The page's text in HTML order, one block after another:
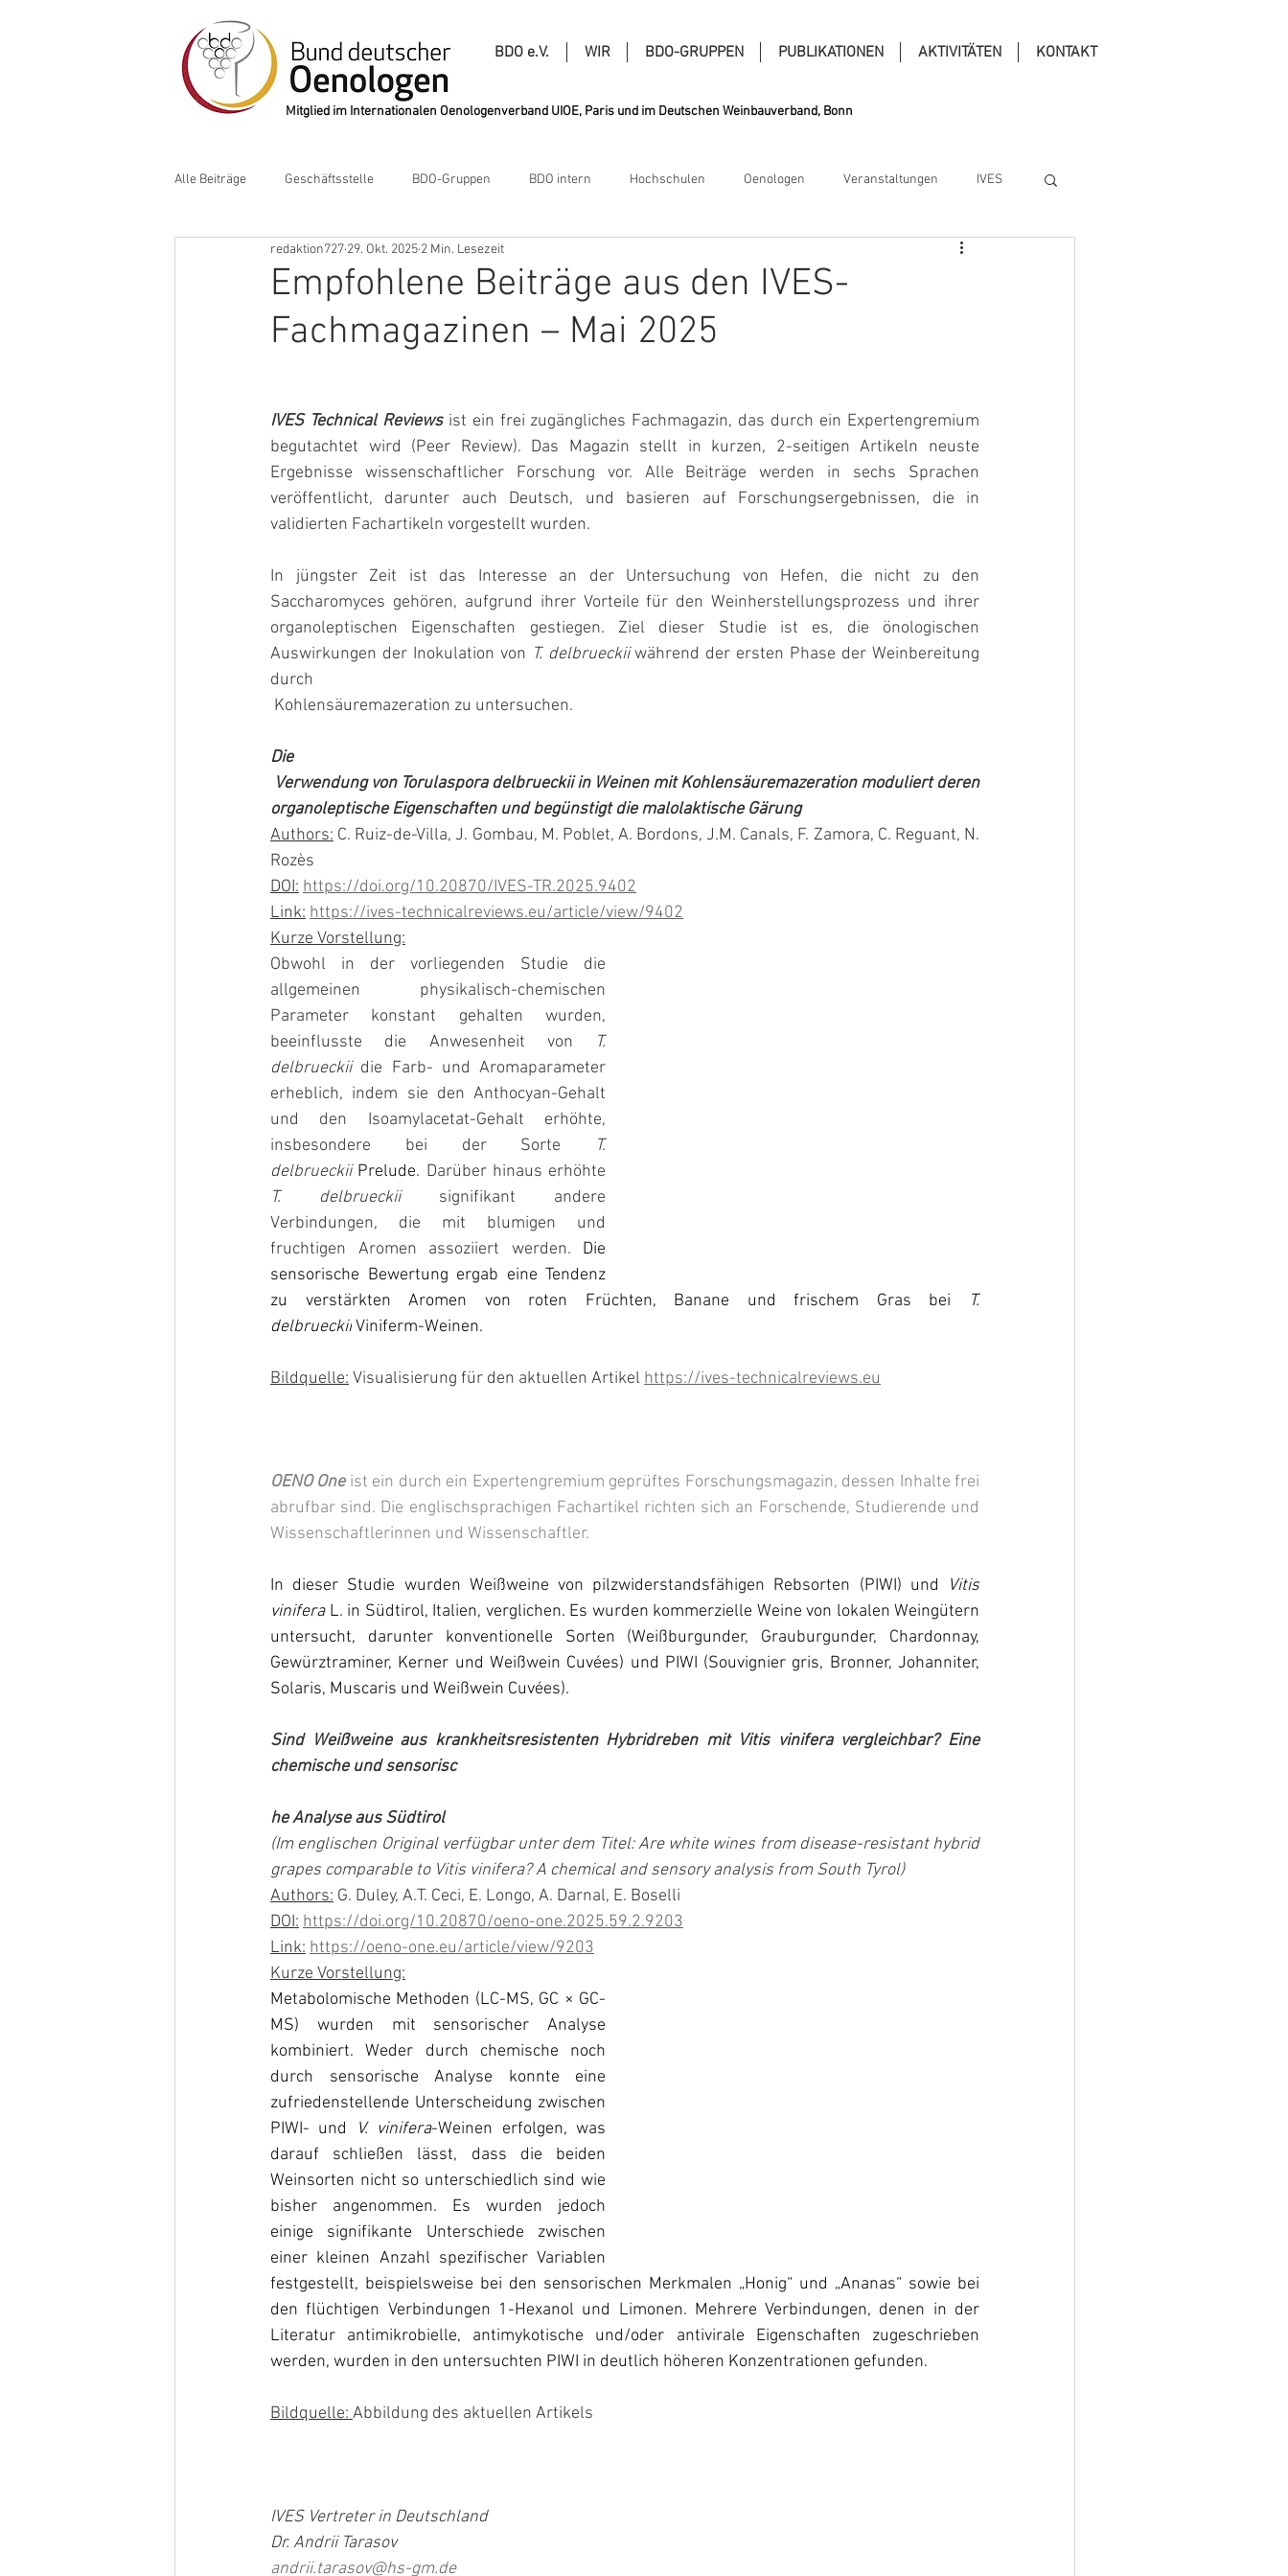
BDO e.V. WIR BDO-GRUPPEN PUBLIKATIONEN AKTIVITÄTEN KONTAKT
Mitglied im Internationalen Oenologenverband UIOE, Paris und im Deutschen Weinbauverband, Bonn
Alle Beiträge Geschäftsstelle BDO-Gruppen BDO intern Hochschulen Oenologen Veranstaltungen IVES
Empfohlene Beiträge aus den IVES-
Fachmagazinen – Mai 2025
redaktion727 29. Okt. 2025 2 Min. Lesezeit
IVES Technical Reviews ist ein frei zugängliches Fachmagazin, das durch ein Expertengremium
begutachtet wird (Peer Review). Das Magazin stellt in kurzen, 2-seitigen Artikeln neuste
Ergebnisse wissenschaftlicher Forschung vor. Alle Beiträge werden in sechs Sprachen
veröffentlicht, darunter auch Deutsch, und basieren auf Forschungsergebnissen, die in
validierten Fachartikeln vorgestellt wurden.
In jüngster Zeit ist das Interesse an der Untersuchung von Hefen, die nicht zu den
Saccharomyces gehören, aufgrund ihrer Vorteile für den Weinherstellungsprozess und ihrer
organoleptischen Eigenschaften gestiegen. Ziel dieser Studie ist es, die önologischen
Auswirkungen der Inokulation von T. delbrueckii während der ersten Phase der Weinbereitung
durch
Kohlensäuremazeration zu untersuchen.
Die
organoleptische Eigenschaften und begünstigt die malolaktische Gärung
Authors: C. Ruiz-de-Villa, J. Gombau, M. Poblet, A. Bordons, J.M. Canals, F. Zamora, C. Reguant, N.
Rozès
DOI: https://doi.org/10.20870/IVES-TR.2025.9402
Link: https://ives-technicalreviews.eu/article/view/9402
Kurze Vorstellung:
Obwohl in der vorliegenden Studie die
allgemeinen physikalisch-chemischen
Parameter konstant gehalten wurden,
beeinflusste die Anwesenheit von
T.
delbrueckii die Farb- und Aromaparameter
erheblich, indem sie den Anthocyan-Gehalt
und den Isoamylacetat-Gehalt erhöhte,
insbesondere bei der Sorte
T.
delbrueckii Prelude
T. delbrueckii signifikant andere
Verbindungen, die mit blumigen und
fruchtigen Aromen assoziiert werden. Die
sensorische Bewertung ergab eine Tendenz
zu verstärkten Aromen von roten Früchten, Banane und frischem Gras bei
T.
delbrueckii Viniferm-Weinen.
Bildquelle: Visualisierung für den aktuellen Artikel https://ives-technicalreviews.eu
OENO One ist ein durch ein Expertengremium geprüftes Forschungsmagazin, dessen Inhalte frei
abrufbar sind. Die englischsprachigen Fachartikel richten sich an Forschende, Studierende und
Wissenschaftlerinnen und Wissenschaftler.
In dieser Studie wurden Weißweine von pilzwiderstandsfähigen Rebsorten (PIWI) und
Vitis
vinifera L. in Südtirol, Italien, verglichen. Es wurden kommerzielle Weine von lokalen Weingütern
untersucht, darunter konventionelle Sorten (Weißburgunder, Grauburgunder, Chardonnay,
Gewürztraminer, Kerner und Weißwein Cuvées) und PIWI (Souvignier gris, Bronner, Johanniter,
Solaris, Muscaris und Weißwein Cuvées).
Sind Weißweine aus krankheitsresistenten Hybridreben mit Vitis vinifera vergleichbar? Eine
chemische und sensorisc
he Analyse aus Südtirol
(Im englischen Original verfügbar unter dem Titel: Are white wines from disease-resistant hybrid
grapes comparable to Vitis vinifera? A chemical and sensory analysis from South Tyrol)
Authors: G. Duley, A.T. Ceci, E. Longo, A. Darnal, E. Boselli
DOI: https://doi.org/10.20870/oeno-one.2025.59.2.9203
Link: https://oeno-one.eu/article/view/9203
Kurze Vorstellung:
Metabolomische Methoden (LC-MS, GC × GC-
MS) wurden mit sensorischer Analyse
kombiniert. Weder durch chemische noch
durch sensorische Analyse konnte eine
zufriedenstellende Unterscheidung zwischen
PIWI- und
V. vinifera-Weinen erfolgen, was
darauf schließen lässt, dass die beiden
Weinsorten nicht so unterschiedlich sind wie
bisher angenommen. Es wurden jedoch
einige signifikante Unterschiede zwischen
einer kleinen Anzahl spezifischer Variablen
festgestellt, beispielsweise bei den sensorischen Merkmalen „Honig“ und „Ananas“ sowie bei
den flüchtigen Verbindungen 1-Hexanol und Limonen. Mehrere Verbindungen, denen in der
Literatur antimikrobielle, antimykotische und/oder antivirale Eigenschaften zugeschrieben
werden, wurden in den untersuchten PIWI in deutlich höheren Konzentrationen gefunden.
Bildquelle: Abbildung des aktuellen Artikels
IVES Vertreter in Deutschland
Dr. Andrii Tarasov
andrii.tarasov@hs-gm.de